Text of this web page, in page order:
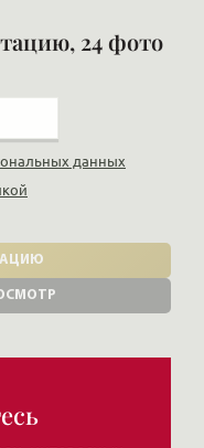
24 фото
данных